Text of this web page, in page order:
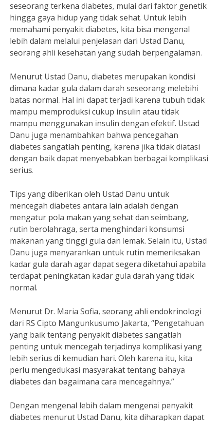
seseorang terkena diabetes, mulai dari faktor genetik
hingga gaya hidup yang tidak sehat. Untuk lebih
memahami penyakit diabetes, kita bisa mengenal
lebih dalam melalui penjelasan dari Ustad Danu,
seorang ahli kesehatan yang sudah berpengalaman.
Menurut Ustad Danu, diabetes merupakan kondisi
dimana kadar gula dalam darah seseorang melebihi
batas normal. Hal ini dapat terjadi karena tubuh tidak
mampu memproduksi cukup insulin atau tidak
mampu menggunakan insulin dengan efektif. Ustad
Danu juga menambahkan bahwa pencegahan
diabetes sangatlah penting, karena jika tidak diatasi
dengan baik dapat menyebabkan berbagai komplikasi
serius.
Tips yang diberikan oleh Ustad Danu untuk
mencegah diabetes antara lain adalah dengan
mengatur pola makan yang sehat dan seimbang,
rutin berolahraga, serta menghindari konsumsi
makanan yang tinggi gula dan lemak. Selain itu, Ustad
Danu juga menyarankan untuk rutin memeriksakan
kadar gula darah agar dapat segera diketahui apabila
terdapat peningkatan kadar gula darah yang tidak
normal.
Menurut Dr. Maria Sofia, seorang ahli endokrinologi
dari RS Cipto Mangunkusumo Jakarta, “Pengetahuan
yang baik tentang penyakit diabetes sangatlah
penting untuk mencegah terjadinya komplikasi yang
lebih serius di kemudian hari. Oleh karena itu, kita
perlu mengedukasi masyarakat tentang bahaya
diabetes dan bagaimana cara mencegahnya.”
Dengan mengenal lebih dalam mengenai penyakit
diabetes menurut Ustad Danu, kita diharapkan dapat